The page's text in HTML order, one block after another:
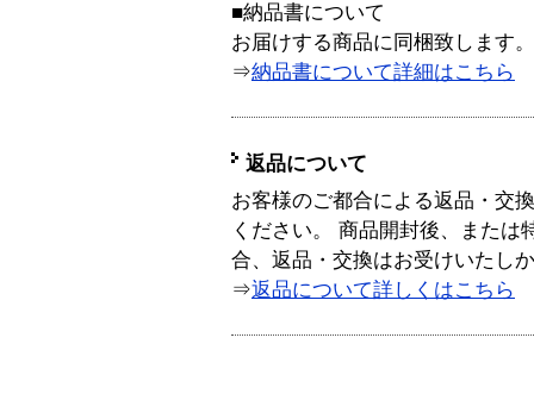
■納品書について
お届けする商品に同梱致します。
⇒納品書について詳細はこちら
返品について
お客様のご都合による返品・交
ください。 商品開封後、または
合、返品・交換はお受けいたし
⇒返品について詳しくはこちら